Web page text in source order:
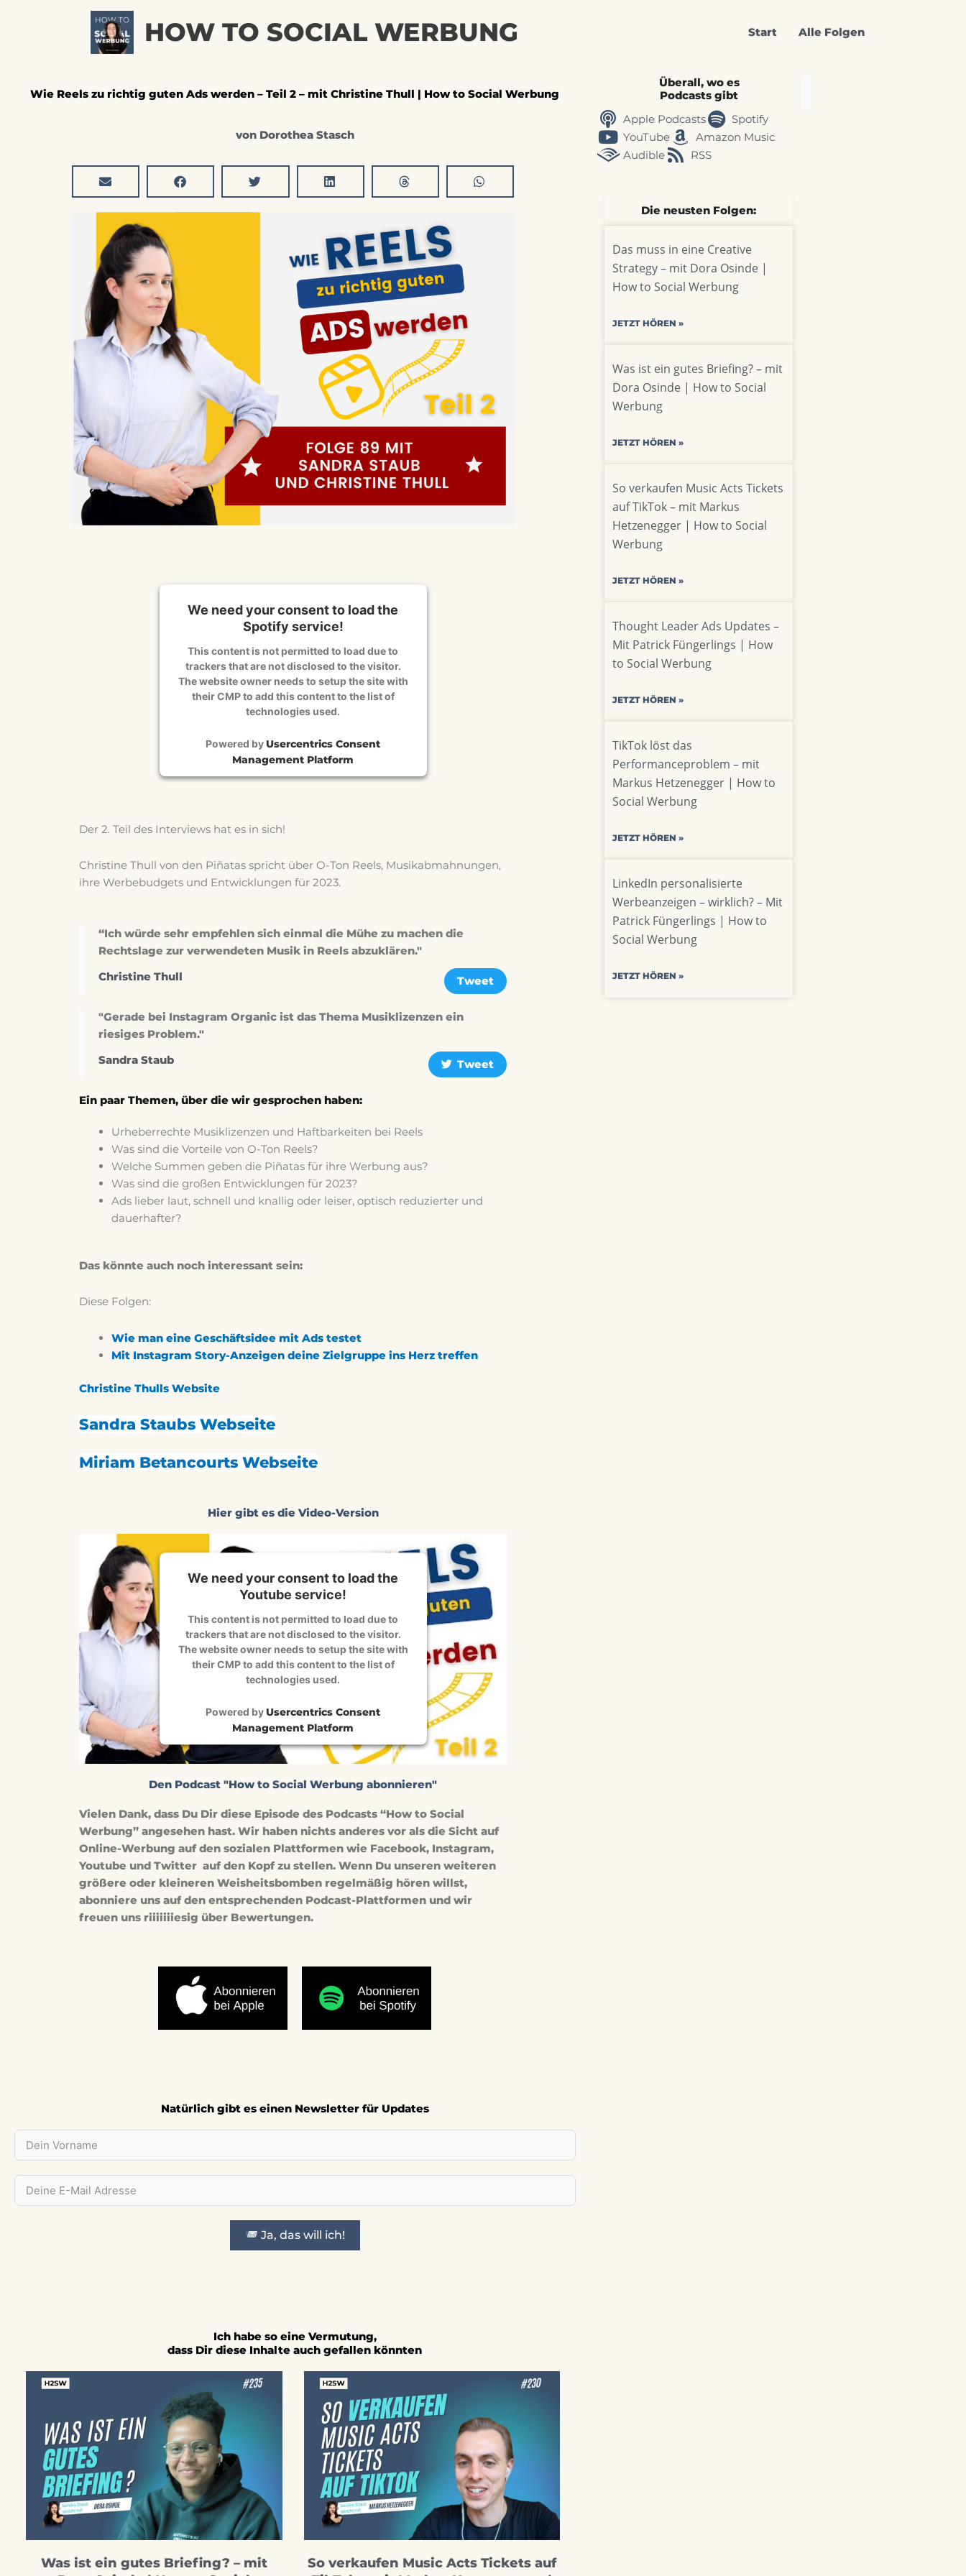
HOW TO SOCIAL WERBUNG Start Alle Folgen
Wie Reels zu richtig guten Ads werden – Teil 2 – mit Christine Thull | How to Social Werbung
vonDorothea Stasch
We need your consent to load the
Spotify service!
This content is not permitted to load due to
trackers that are not disclosed to the visitor.
The website owner needs to setup the site with
their CMP to add this content to the list of
technologies used.
Powered by Usercentrics Consent
Management Platform
Der 2. Teil des Interviews hat es in sich!
Christine Thull von den Piñatas spricht über O-Ton Reels, Musikabmahnungen,
ihre Werbebudgets und Entwicklungen für 2023.
“Ich würde sehr empfehlen sich einmal die Mühe zu machen die
Rechtslage zur verwendeten Musik in Reels abzuklären."
Christine Thull
Tweet
"Gerade bei Instagram Organic ist das Thema Musiklizenzen ein
riesiges Problem."
Sandra Staub
Tweet
Ein paar Themen, über die wir gesprochen haben:
Urheberrechte Musiklizenzen und Haftbarkeiten bei Reels
Was sind die Vorteile von O-Ton Reels?
Welche Summen geben die Piñatas für ihre Werbung aus?
Was sind die großen Entwicklungen für 2023?
Ads lieber laut, schnell und knallig oder leiser, optisch reduzierter und
dauerhafter?
Das könnte auch noch interessant sein:
Diese Folgen:
Wie man eine Geschäftsidee mit Ads testet
Mit Instagram Story-Anzeigen deine Zielgruppe ins Herz treffen
Christine Thulls Website
Sandra Staubs Webseite
Miriam Betancourts Webseite
Hier gibt es die Video-Version
We need your consent to load the
Youtube service!
This content is not permitted to load due to
trackers that are not disclosed to the visitor.
The website owner needs to setup the site with
their CMP to add this content to the list of
technologies used.
Powered by Usercentrics Consent
Management Platform
Den Podcast "How to Social Werbung abonnieren"
Vielen Dank, dass Du Dir diese Episode des Podcasts “How to Social
Werbung” angesehen hast. Wir haben nichts anderes vor als die Sicht auf
Online-Werbung auf den sozialen Plattformen wie Facebook, Instagram,
Youtube und Twitter auf den Kopf zu stellen. Wenn Du unseren weiteren
größere oder kleineren Weisheitsbomben regelmäßig hören willst,
abonniere uns auf den entsprechenden Podcast-Plattformen und wir
freuen uns riiiiiiiesig über Bewertungen.
Natürlich gibt es einen Newsletter für Updates
Ja, das will ich!
Ich habe so eine Vermutung,
dass Dir diese Inhalte auch gefallen könnten
Was ist ein gutes Briefing? – mit
So verkaufen Music Acts Tickets auf
Überall, wo es
Podcasts gibt
Apple Podcasts
Spotify
YouTube
Amazon Music
Audible
RSS
Die neusten Folgen:
Das muss in eine Creative
Strategy – mit Dora Osinde |
How to Social Werbung
JETZT HÖREN »
Was ist ein gutes Briefing? – mit
Dora Osinde | How to Social
Werbung
JETZT HÖREN »
So verkaufen Music Acts Tickets
auf TikTok – mit Markus
Hetzenegger | How to Social
Werbung
JETZT HÖREN »
Thought Leader Ads Updates –
Mit Patrick Füngerlings | How
to Social Werbung
JETZT HÖREN »
TikTok löst das
Performanceproblem – mit
Markus Hetzenegger | How to
Social Werbung
JETZT HÖREN »
LinkedIn personalisierte
Werbeanzeigen – wirklich? – Mit
Patrick Füngerlings | How to
Social Werbung
JETZT HÖREN »